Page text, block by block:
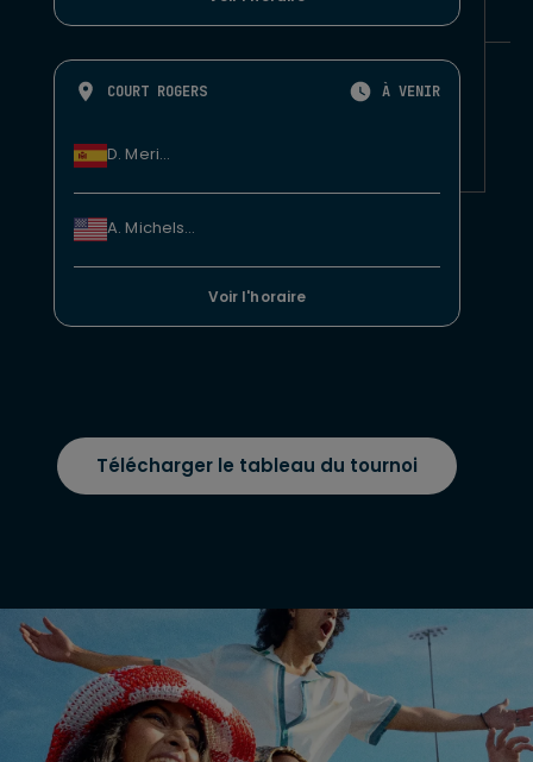
COURT ROGERS À VENIR
D. Merida
A. Michelsen
Voir l'horaire
Télécharger le tableau du tournoi